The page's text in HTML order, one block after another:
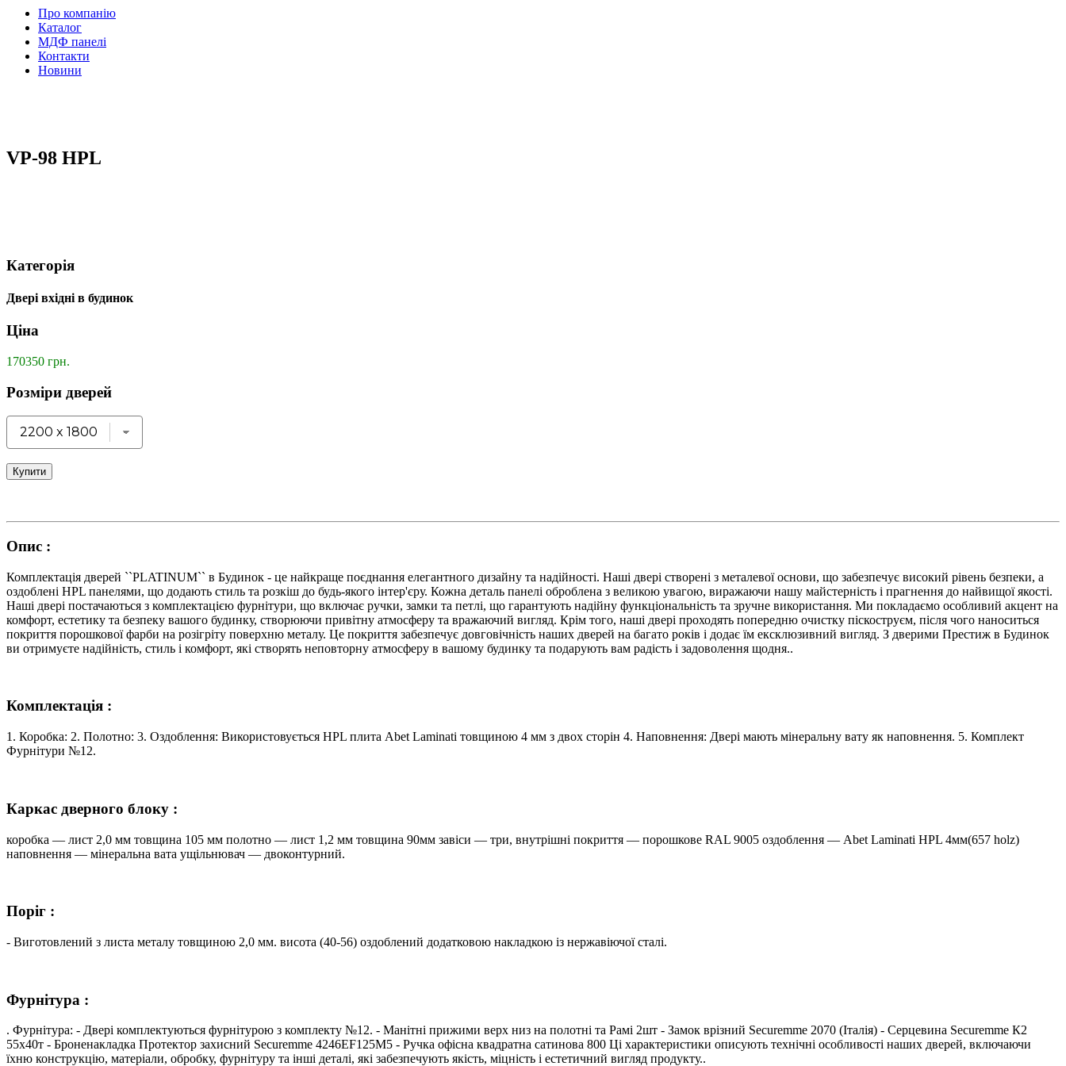
Про компанію
Каталог
МДФ панелі
Контакти
Новини
VP-98 HPL
Категорія
Двері вхідні в будинок
Ціна
170350 грн.
Розміри дверей
Купити
Опис :
Комплектація дверей ``PLATINUM`` в Будинок - це найкраще поєднання елегантного дизайну та надійності. Наші двері створені з металевої основи, що забезпечує високий рівень безпеки, а
оздоблені HPL панелями, що додають стиль та розкіш до будь-якого інтер'єру. Кожна деталь панелі оброблена з великою увагою, виражаючи нашу майстерність і прагнення до найвищої якості.
Наші двері постачаються з комплектацією фурнітури, що включає ручки, замки та петлі, що гарантують надійну функціональність та зручне використання. Ми покладаємо особливий акцент на
комфорт, естетику та безпеку вашого будинку, створюючи привітну атмосферу та вражаючий вигляд. Крім того, наші двері проходять попередню очистку піскоструєм, після чого наноситься
покриття порошкової фарби на розігріту поверхню металу. Це покриття забезпечує довговічність наших дверей на багато років і додає їм ексклюзивний вигляд. З дверими Престиж в Будинок
ви отримуєте надійність, стиль і комфорт, які створять неповторну атмосферу в вашому будинку та подарують вам радість і задоволення щодня..
Комплектація :
1. Коробка: 2. Полотно: 3. Оздоблення: Використовується HPL плита Abet Laminati товщиною 4 мм з двох сторін 4. Наповнення: Двері мають мінеральну вату як наповнення. 5. Комплект
Фурнітури №12.
Каркас дверного блоку :
коробка — лист 2,0 мм товщина 105 мм полотно — лист 1,2 мм товщина 90мм завіси — три, внутрішні покриття — порошкове RAL 9005 оздоблення — Abet Laminati HPL 4мм(657 holz)
наповнення — мінеральна вата ущільнювач — двоконтурний.
Поріг :
- Виготовлений з листа металу товщиною 2,0 мм. висота (40-56) оздоблений додатковою накладкою із нержавіючої сталі.
Фурнітура :
. Фурнітура: - Двері комплектуються фурнітурою з комплекту №12. - Манітні прижими верх низ на полотні та Рамі 2шт - Замок врізний Securemme 2070 (Італія) - Серцевина Securemme К2
55х40т - Броненакладка Протектор захисний Securemme 4246EF125M5 - Ручка офісна квадратна сатинова 800 Ці характеристики описують технічні особливості наших дверей, включаючи
їхню конструкцію, матеріали, обробку, фурнітуру та інші деталі, які забезпечують якість, міцність і естетичний вигляд продукту..